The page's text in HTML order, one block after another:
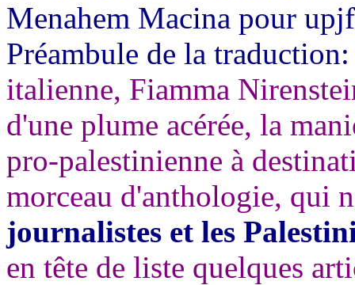
Menahem Macina pour
Préambule de la
italienne, Fiamma
d'une plume acérée, la
pro-palestinienne à
morceau d'anthologie, qui
journalistes et les
en tête de liste quelques